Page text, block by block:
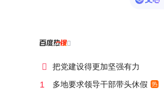

 把党建设得更加坚强有力
1 多地要求领导干部带头休假 热